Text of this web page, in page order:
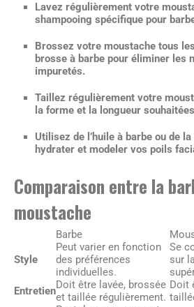
Lavez régulièrement votre
shampooing spécifique pour
Brossez votre moustache tous
brosse à barbe pour éliminer les
impuretés.
Taillez régulièrement votre
la forme et la longueur
Utilisez de l’huile à barbe ou de
hydrater et modeler vos poils
Comparaison entre la
moustache
Barbe
Style
Peut varier en fonction
des préférences
individuelles.
Se
sur
EntretienDoit être lavée, brossée
et taillée régulièrement.
Doit